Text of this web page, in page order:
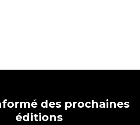
des prochaines
éditions